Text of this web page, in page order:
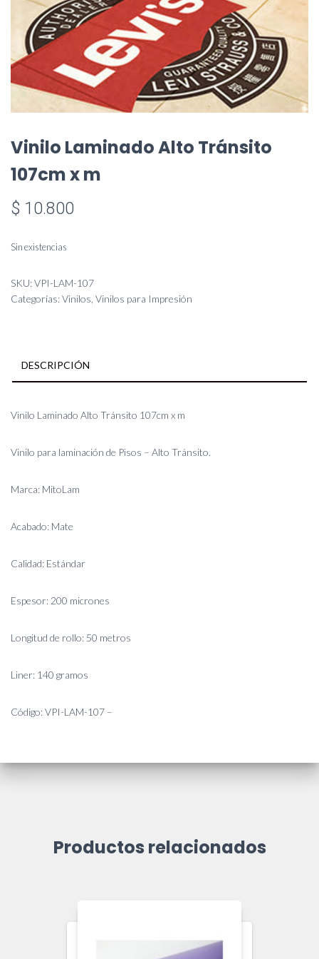
Vinilo Laminado Alto Tránsito
107cm x m
$ 10.800
Sin existencias
SKU:VPI-LAM-107
Categorías:Vinilos Vinilos para Impresión
DESCRIPCIÓN
Vinilo Laminado Alto Tránsito 107cm x m
Vinilo para laminación de Pisos – Alto Tránsito.
Marca: MitoLam
Acabado: Mate
Calidad: Estándar
Espesor: 200 micrones
Longitud de rollo: 50 metros
Liner: 140 gramos
Código: VPI-LAM-107 –
Productos relacionados